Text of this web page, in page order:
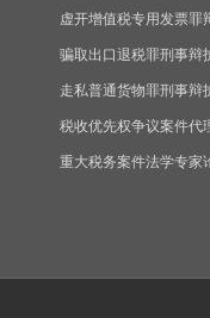
虚开增值税专用发票罪
骗取出口退税罪刑事辩
走私普通货物罪刑事辩
税收优先权争议案件代
重大税务案件法学专家